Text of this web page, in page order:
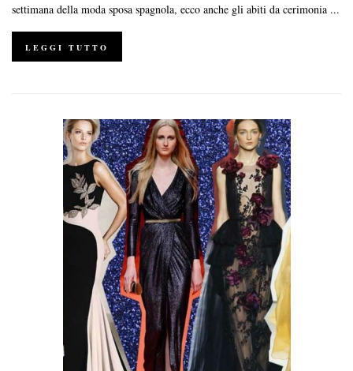
settimana della moda sposa spagnola, ecco anche gli abiti da cerimonia ...
LEGGI TUTTO